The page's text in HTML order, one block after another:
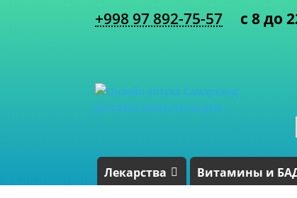
+998 97 892-75-57 с 8 до
Лекарства Витамины и